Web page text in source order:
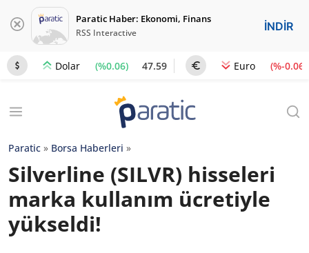
Paratic Haber: Ekonomi, Finans
RSS Interactive İNDİR
Dolar (%0.06) 47.59 Euro (%-0.06)
Paratic » Borsa Haberleri »
Silverline (SILVR) hisseleri
marka kullanım ücretiyle
yükseldi!